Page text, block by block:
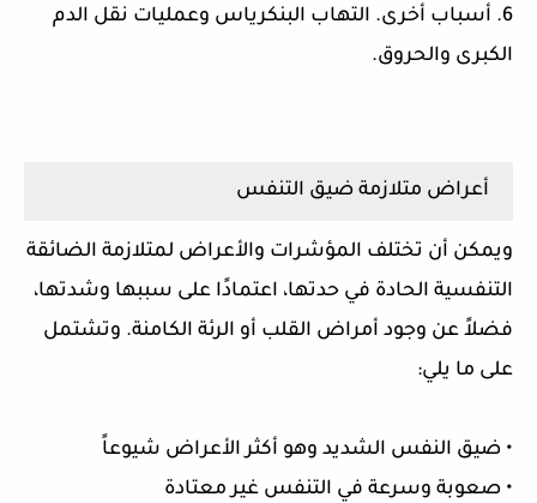
6. أسباب أخرى. التهاب البنكرياس وعمليات نقل الدم
الكبرى والحروق.
أعراض متلازمة ضيق التنفس
ويمكن أن تختلف المؤشرات والأعراض لمتلازمة الضائقة
التنفسية الحادة في حدتها، اعتمادًا على سببها وشدتها،
فضلاً عن وجود أمراض القلب أو الرئة الكامنة. وتشتمل
على ما يلي:
• ضيق النفس الشديد وهو أكثر الأعراض شيوعاً
• صعوبة وسرعة في التنفس غير معتادة